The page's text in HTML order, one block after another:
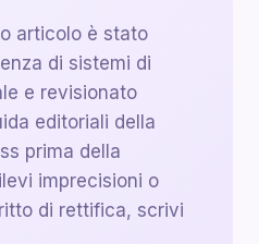
articolo è stato
di sistemi di
e revisionato
editoriali della
prima della
imprecisioni o
di rettifica, scrivi